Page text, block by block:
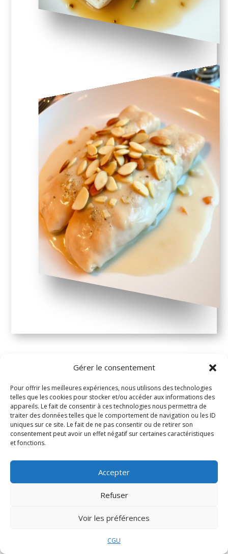
Gérer le consentement
Pour offrir les meilleures expériences, nous utilisons des technologies
telles que les cookies pour stocker et/ou accéder aux informations des
appareils. Le fait de consentir à ces technologies nous permettra de
traiter des données telles que le comportement de navigation ou les ID
uniques sur ce site. Le fait de ne pas consentir ou de retirer son
consentement peut avoir un effet négatif sur certaines caractéristiques
et fonctions.
Accepter
Refuser
Voir les préférences
CGU